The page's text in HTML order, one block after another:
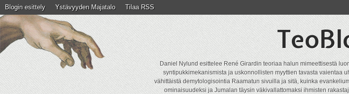
Blogin esittely Ystävyyden Majatalo Tilaa RSS
Daniel Nylund esittelee René Girardin teoriaa halun mimeettisestä
syntipukkimekanismista ja uskonnollisten myyttien tavasta vaientaa
vähittäistä demytologisointia Raamatun sivuilla ja sitä, kuinka
ominaisuudeksi ja Jumalan täysin väkivallattomaksi ihmisten